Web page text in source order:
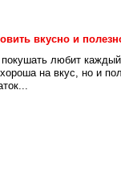
вкусно и
покушать любит
на вкус, но и